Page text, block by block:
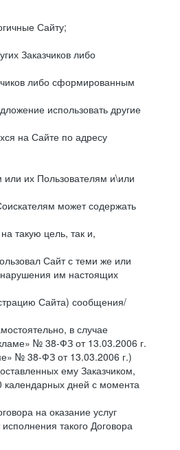
Сайту;
Заказчиков либо
либо сформированным
использовать другие
на Сайте по адресу
или их Пользователям и\или
может содержать
такую цель, так и,
Сайт с теми же или
им настоящих
Сайта) сообщения/
в случае
№ 38-ФЗ от 13.03.2006 г.
№ 38-ФЗ от 13.03.2006 г.)
ему Заказчиком,
календарных дней с момента
на оказание услуг
такого Договора